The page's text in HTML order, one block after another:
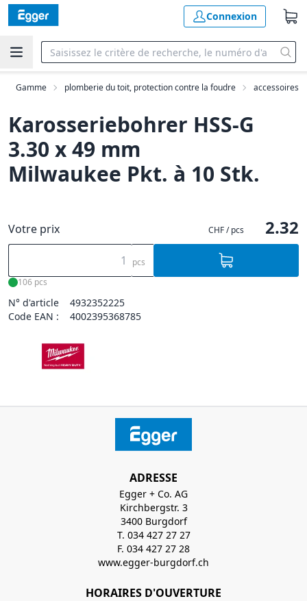
Connexion
Gamme plomberie du toit, protection contre la foudre accessoires
Karosseriebohrer HSS-G
3.30 x 49 mm
Milwaukee Pkt. à 10 Stk.
Votre prix CHF / pcs 2.32
pcs
106 pcs
N° d'article
4932352225
Code EAN :
4002395368785
ADRESSE
Egger + Co. AG
Kirchbergstr. 3
3400 Burgdorf
T. 034 427 27 27
F. 034 427 27 28
www.egger-burgdorf.ch
HORAIRES D'OUVERTURE